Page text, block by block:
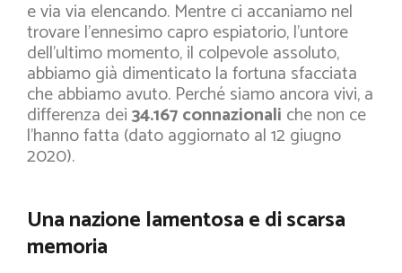
e via via elencando. Mentre ci accaniamo nel
trovare l’ennesimo capro espiatorio, l’untore
dell’ultimo momento, il colpevole assoluto,
abbiamo già dimenticato la fortuna sfacciata
che abbiamo avuto. Perché siamo ancora vivi, a
differenza dei34.167 connazionali che non ce
l’hanno fatta (dato aggiornato al 12 giugno
2020).
Una nazione lamentosa e di scarsa
memoria